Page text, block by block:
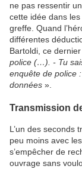
ne pas ressentir
cette idée dans
greffe. Quand
différentes
Bartoldi, ce
police (…). - Tu
enquête de police
données ».
Transmission
L’un des seconds
peu moins avec
s’empêcher de
ouvrage sans